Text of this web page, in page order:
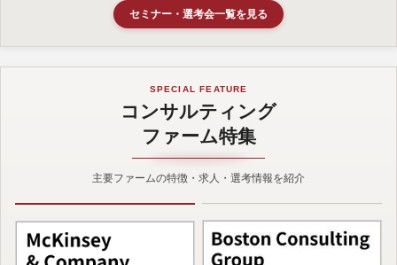
セミナー・選考会一覧を見る
SPECIAL FEATURE
コンサルティング
ファーム特集
主要ファームの特徴・求人・選考情報を紹介